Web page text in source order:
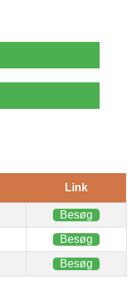
Link
Besøg
Besøg
Besøg